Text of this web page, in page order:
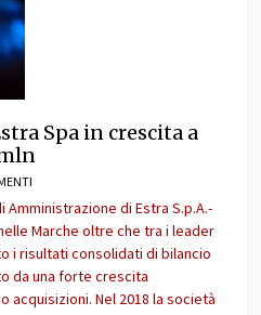
Spa in crescita a
Amministrazione di Estra S.p.A.-
Marche oltre che tra i leader
i risultati consolidati di bilancio
da una forte crescita
acquisizioni. Nel 2018 la società